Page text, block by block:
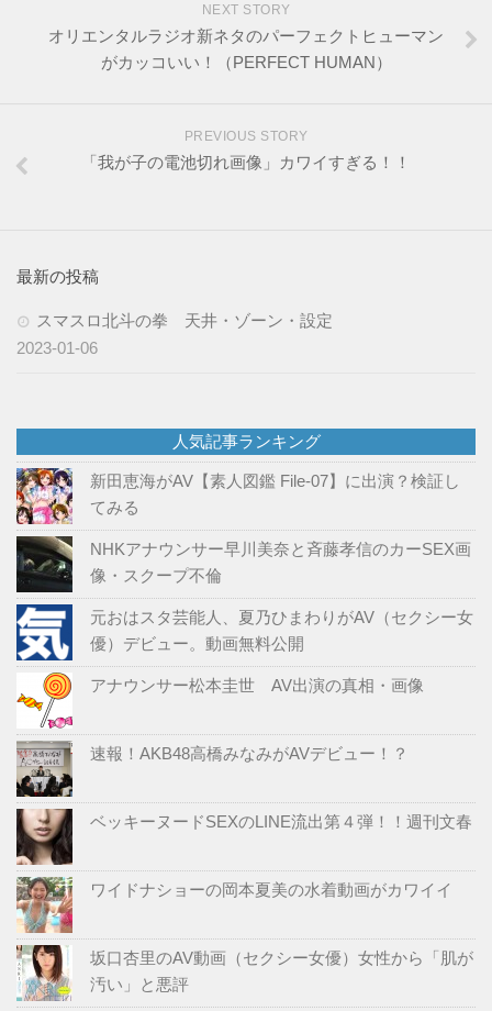
NEXT STORY
オリエンタルラジオ新ネタのパーフェクトヒューマン
がカッコいい！（PERFECT HUMAN）
PREVIOUS STORY
「我が子の電池切れ画像」カワイすぎる！！
最新の投稿
スマスロ北斗の拳 天井・ゾーン・設定
2023-01-06
人気記事ランキング
新田恵海がAV【素人図鑑 File-07】に出演？検証し
てみる
NHKアナウンサー早川美奈と斉藤孝信のカーSEX画
像・スクープ不倫
元おはスタ芸能人、夏乃ひまわりがAV（セクシー女
優）デビュー。動画無料公開
アナウンサー松本圭世 AV出演の真相・画像
速報！AKB48高橋みなみがAVデビュー！？
ベッキーヌードSEXのLINE流出第４弾！！週刊文春
ワイドナショーの岡本夏美の水着動画がカワイイ
坂口杏里のAV動画（セクシー女優）女性から「肌が
汚い」と悪評